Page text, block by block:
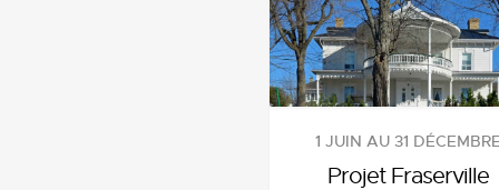
1 JUIN AU 31
Projet Fraserville